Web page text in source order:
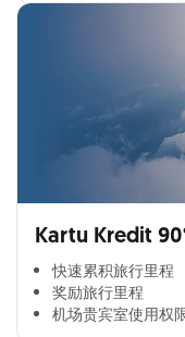
Kartu Kredit
快速累积旅行里程​
奖励旅行里程​
机场贵宾室使用权